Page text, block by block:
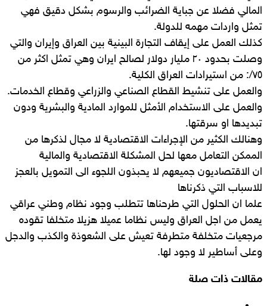
المالي فضلا عن جباية الضرائب والرسوم بشكل دقيق فهي
تمثل واردات مهمه للدولة.
كذلك العمل على إيقاف التجارة البينية بين العراق وإيران والتي
وصلت بحدود ٢٠ مليار دولار لصالح ايران وهي تمثل اكثر من
٧٥/: من استيرادات العراق الكلية.
والعمل على تنشيط القطاع الصناعي والزراعي وقطاع الخدمات.
والعمل على الاستخدام الأمثل للموارد المادية والبشرية ودون
تبديدها او سرقتها.
وهنالك الكثير من الإجراءات الاقتصادية لا مجال لذكرها من
الممكن التعامل معها لحل المشكلة الاقتصادية والمالية
ان الاقتصاديون جميعهم لا يحبذون اللجوء الى التمويل بالعجز
للاسباب التي ذكرناها
علما ان الحلول التي طرحناها تتطلب وجود نظام وطني عراقي
يعمل من اجل العراق وليس نظاما عميلا هزيلا متخلفا تقوده
مرجعيات متخلفة متطرفة تعيش على الشعوذة والكذب والدجل
وعلى أساطير لا وجود لها.
مقالات ذات صلة